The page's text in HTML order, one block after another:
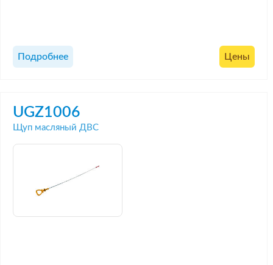
Подробнее Цены
UGZ1006
Щуп масляный ДВС